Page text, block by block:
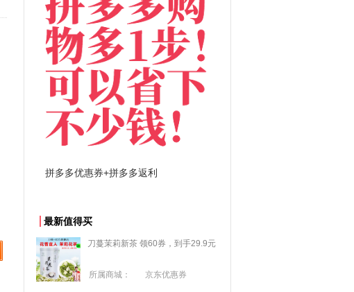
拼多多优惠券+拼多多返利
最新值得买
刀蔓茉莉新茶 领60券，到手29.9元
所属商城： 京东优惠券